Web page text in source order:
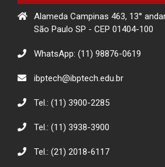
Projeto Rua
Descarte
Baterias
Eco Eletrônicos:
Responsável
Alameda Campinas 463, 13°
São Paulo SP - CEP 01404-100
WhatsApp: (11) 98876-0619
ibptech@ibptech.edu.br
Tel.: (11) 3900-2285
Tel.: (11) 3938-3900
Tel.: (21) 2018-6117